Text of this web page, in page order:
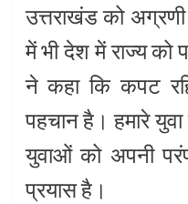
उत्तराखंड को अग्रणी
में भी देश में राज्य को
ने कहा कि कपट
पहचान है। हमारे युवा
युवाओं को अपनी
प्रयास है।